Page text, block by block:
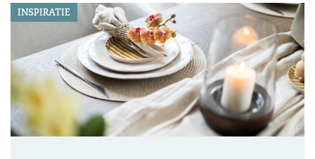
INSPIRATIE